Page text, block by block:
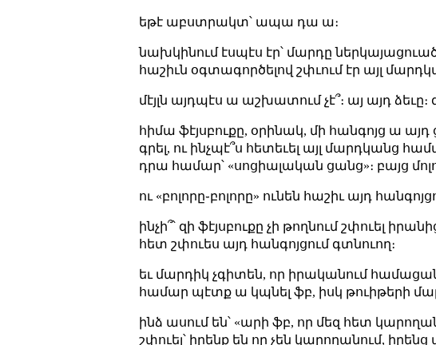
եթէ աբստրակտ՝ ապա դա ա։
նախկինում էսպէս էր՝ մարդը
հաշիւն օգտագործելով շփւում էր այլ
մէյլն այդպէս ա աշխատում չէ՞։ այ այդ
հիմա ֆէյսբուքը, օրինակ, մի հանգոյց ա
գրել, ու ինչպէ՞ս հետեւել այլ մարդկանց
դրա համար՝ «սոցիալական ցանց»։ բայց
ու «բոլորը֊բոլորը» ունեն հաշիւ այդ
ինչի՞՝ զի ֆէյսբուքը չի թողնում շփուել
հետ շփուես այդ հանգոյցում գտնուող։
եւ մարդիկ չգիտեն, որ իրականում
համար պէտք ա կպնել ֆբ, իսկ թուիթերի
ինձ ասում են՝ «արի ֆբ, որ մեզ հետ
շփուել՝ իրենք են որ չեն կարողանում, իրենց